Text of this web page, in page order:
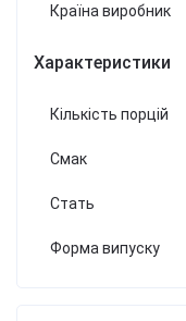
Країна виробник
Характеристики
Кількість порцій
Смак
Стать
Форма випуску